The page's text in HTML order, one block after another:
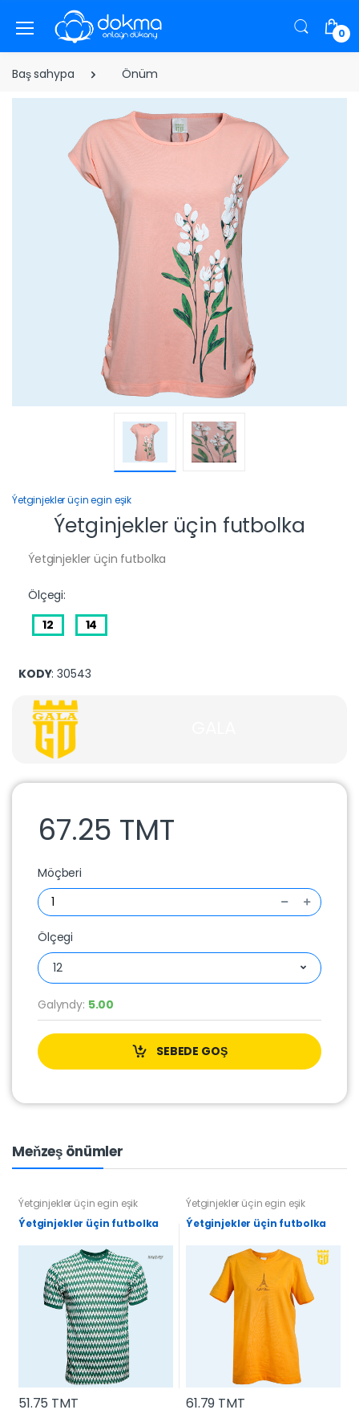
0
Baş sahypa Önüm
Ýetginjekler üçin egin eşik
Ýetginjekler üçin futbolka
Ýetginjekler üçin futbolka
Ölçegi:
12
14
KODY: 30543
67.25 TMT
Möçberi
Ölçegi
12
Galyndy: 5.00
SEBEDE GOŞ
Meňzeş önümler
Ýetginjekler üçin egin eşik
Ýetginjekler üçin futbolka
51.75 TMT
Ýetginjekler üçin egin eşik
Ýetginjekler üçin futbolka
61.79 TMT